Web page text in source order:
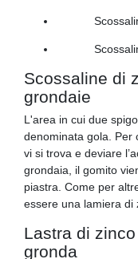
Scossaline di
grondaie
L'area in cui due
denominata gola. Per
vi si trova e deviare
grondaia, il gomito
piastra. Come per
essere una lamiera di
Lastra di
gronda